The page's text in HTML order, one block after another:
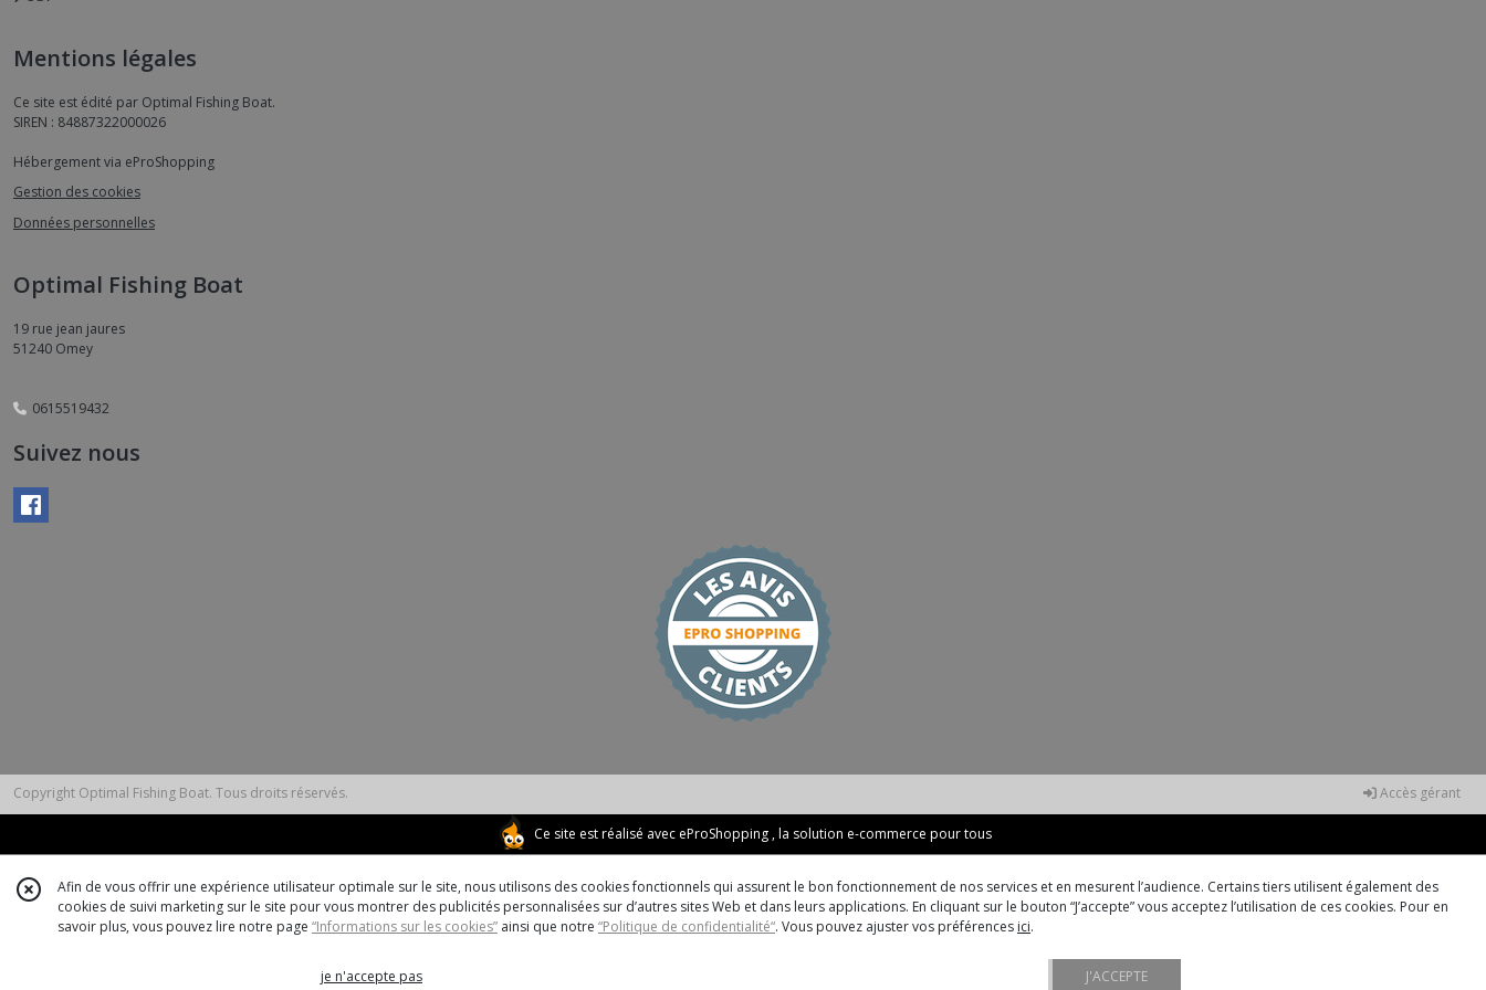
Mentions légales
Ce site est édité par Optimal Fishing Boat.
SIREN : 84887322000026
Hébergement via eProShopping
Gestion des cookies
Données personnelles
Optimal Fishing Boat
19 rue jean jaures
51240 Omey
0615519432
Suivez nous
Copyright Optimal Fishing Boat. Tous droits réservés. Accès gérant
Ce site est réalisé avec eProShopping, la solution e-commerce pour tous
Afin de vous offrir une expérience utilisateur optimale sur le site, nous utilisons des cookies fonctionnels qui assurent le bon fonctionnement de nos services et en mesurent l’audience. Certains tiers utilisent également des
cookies de suivi marketing sur le site pour vous montrer des publicités personnalisées sur d’autres sites Web et dans leurs applications. En cliquant sur le bouton “J’accepte” vous acceptez l’utilisation de ces cookies. Pour en
savoir plus, vous pouvez lire notre page “Informations sur les cookies” ainsi que notre “Politique de confidentialité“. Vous pouvez ajuster vos préférences ici.
je n'accepte pas J'ACCEPTE